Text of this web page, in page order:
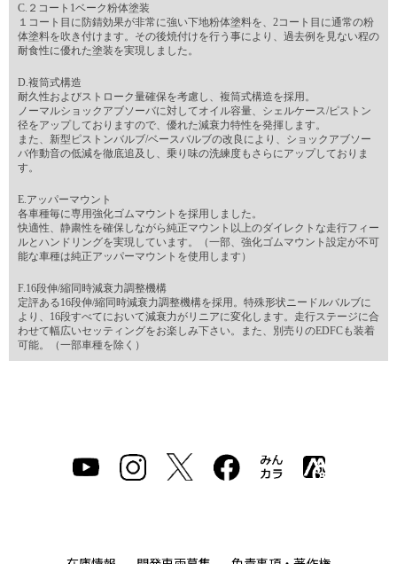
C.２コート1ベーク粉体塗装
１コート目に防錆効果が非常に強い下地粉体塗料を、2コート目に通常の粉
体塗料を吹き付けます。その後焼付けを行う事により、過去例を見ない程の
耐食性に優れた塗装を実現しました。
D.複筒式構造
耐久性およびストローク量確保を考慮し、複筒式構造を採用。
ノーマルショックアブソーバに対してオイル容量、シェルケース/ピストン
径をアップしておりますので、優れた減衰力特性を発揮します。
また、新型ピストンバルブ/ベースバルブの改良により、ショックアブソー
バ作動音の低減を徹底追及し、乗り味の洗練度もさらにアップしておりま
す。
E.アッパーマウント
各車種毎に専用強化ゴムマウントを採用しました。
快適性、静粛性を確保しながら純正マウント以上のダイレクトな走行フィー
ルとハンドリングを実現しています。（一部、強化ゴムマウント設定が不可
能な車種は純正アッパーマウントを使用します）
F.16段伸/縮同時減衰力調整機構
定評ある16段伸/縮同時減衰力調整機構を採用。特殊形状ニードルバルブに
より、16段すべてにおいて減衰力がリニアに変化します。走行ステージに合
わせて幅広いセッティングをお楽しみ下さい。また、別売りのEDFCも装着
可能。（一部車種を除く）